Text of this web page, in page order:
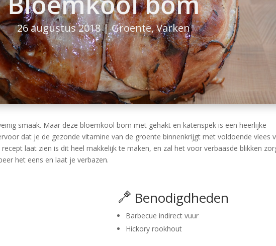
26 augustus 2018|Groente,Varken
smaak. Maar deze bloemkool bom met gehakt en katenspek is een heerlijke
dat je de gezonde vitamine van de groente binnenkrijgt met voldoende vlees
laat zien is dit heel makkelijk te maken, en zal het voor verbaasde blikken
het eens en laat je verbazen.
Benodigdheden
Barbecue indirect vuur
Hickory rookhout